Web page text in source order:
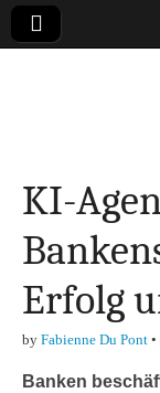
&
KI-
Erfolg
by Fabienne Du Pont •
Banken